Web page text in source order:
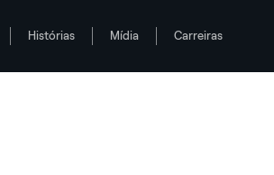
Histórias Mídia Carreiras